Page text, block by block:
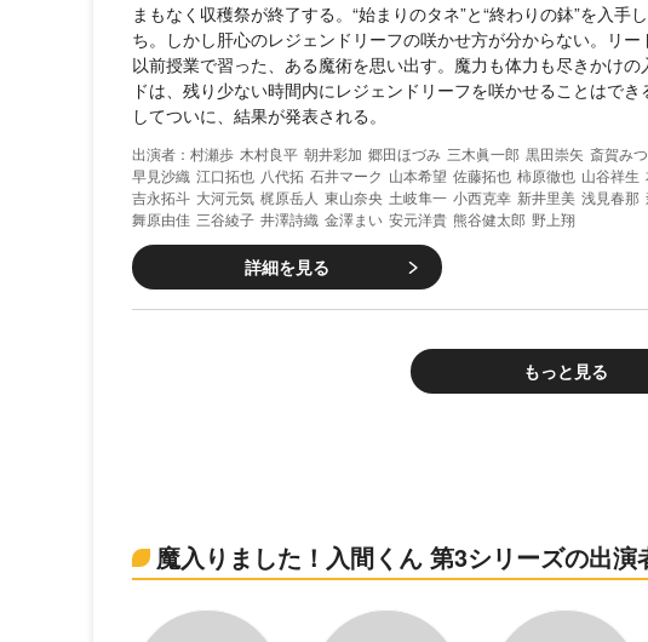
まもなく収穫祭が終了する。“始まりのタネ”と“終わりの鉢”を入手
ち。しかし肝心のレジェンドリーフの咲かせ方が分からない。リー
以前授業で習った、ある魔術を思い出す。魔力も体力も尽きかけの
ドは、残り少ない時間内にレジェンドリーフを咲かせることはでき
してついに、結果が発表される。
村瀬歩 木村良平 朝井彩加 郷田ほづみ 三木眞一郎 黒田崇矢 斎賀み
早見沙織 江口拓也 八代拓 石井マーク 山本希望 佐藤拓也 柿原徹也 山谷祥生
吉永拓斗 大河元気 梶原岳人 東山奈央 土岐隼一 小西克幸 新井里美 浅見春那
舞原由佳 三谷綾子 井澤詩織 金澤まい 安元洋貴 熊谷健太郎 野上翔
詳細を見る
もっと見る
魔入りました！入間くん 第3シリーズの出